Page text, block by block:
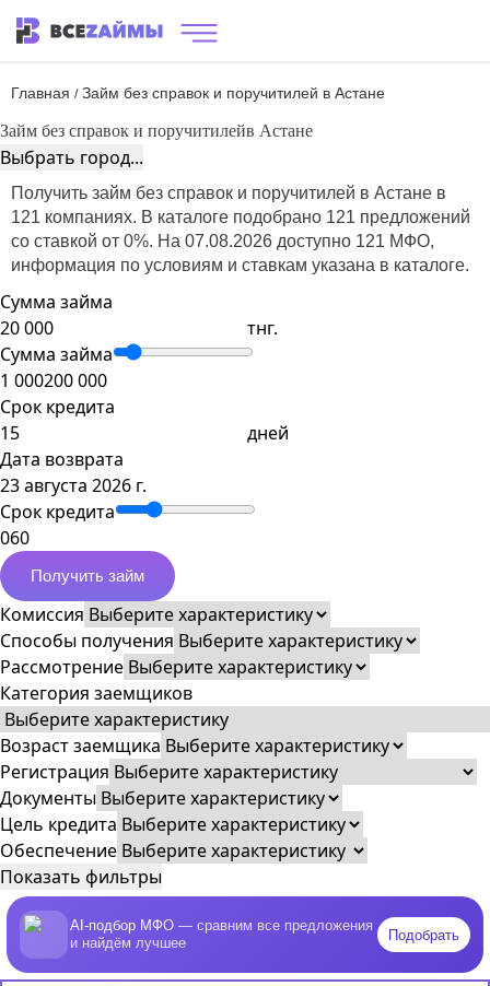
Главная / Займ без справок и поручитилей в Астане
Займ без справок и поручитилейв Астане
Выбрать город...
Получить займ без справок и поручитилей в Астане в
121 компаниях. В каталоге подобрано 121 предложений
со ставкой от 0%. На 07.08.2026 доступно 121 МФО,
информация по условиям и ставкам указана в каталоге.
Сумма займа
тнг.
Сумма займа
1 000200 000
Срок кредита
дней
Дата возврата
23 августа 2026 г.
Срок кредита
060
Получить займ
Комиссия
Способы получения
Рассмотрение
Категория заемщиков
Возраст заемщика
Регистрация
Документы
Цель кредита
Обеспечение
Показать фильтры
AI-подбор МФО — сравним все предложения
и найдём лучшее
Подобрать